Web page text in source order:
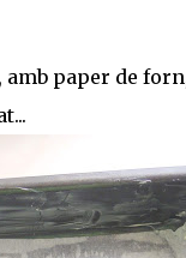
paper de